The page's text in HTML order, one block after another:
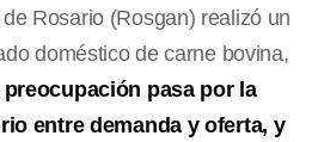
Rosario (Rosgan) realizó un
doméstico de carne bovina,
pasa por la
entre demanda y oferta, y